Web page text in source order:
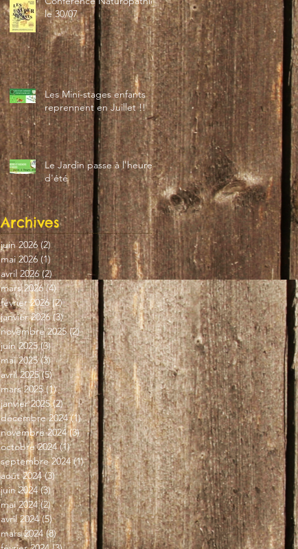
le 30/07
Les Mini-stages enfants
reprennent en Juillet !!
Le Jardin passe à l'heure
d'été
Archives
juin 2026 (2)2 posts
mai 2026 (1) 1 post
avril 2026 (2)2 posts
mars 2026 (4)4 posts
février 2026 (2)2 posts
janvier 2026 (3)3 posts
novembre 2025 (2)2 posts
juin 2025 (3)3 posts
mai 2025 (3)3 posts
avril 2025 (5)5 posts
mars 2025 (1)1 post
janvier 2025 (2)2 posts
décembre 2024 (1)1 post
novembre 2024 (3)3 posts
octobre 2024 (1)1 post
septembre 2024 (1)1 post
août 2024 (3)3 posts
juin 2024 (3)3 posts
mai 2024 (2)2 posts
avril 2024 (5)5 posts
mars 2024 (8)8 posts